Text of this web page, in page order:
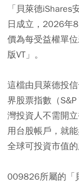
「貝萊德
日成立，2026年
價為每受益權單
版VT」。
這檔由貝萊德投
界股票指數（S&P
灣投資人不需開
用台股帳戶，就
全球可投資市值的
009826所屬的「